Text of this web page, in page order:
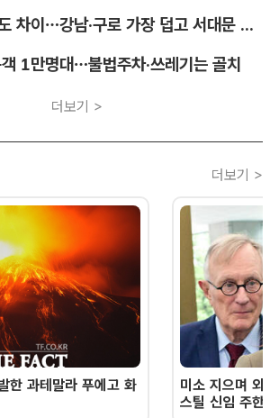
같은 서울인데 5도 차이…강남·구로 가장 덥고 서대문 낮다
1만명대…불법주차·쓰레기는 골치
더보기 >
더보기 >
한 과테말라 푸에고 화
미소 지으며 외
스틸 신임 주한